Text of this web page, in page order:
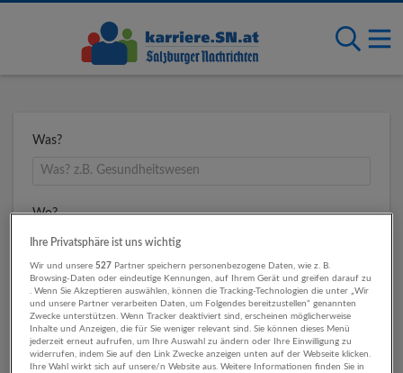
Was?
Wo?
Umkreis
Ihre Privatsphäre ist uns wichtig
Wir und unsere 527 Partner speichern personenbezogene Daten, wie z. B.
Browsing-Daten oder eindeutige Kennungen, auf Ihrem Gerät und greifen darauf zu
. Wenn Sie Akzeptieren auswählen, können die Tracking-Technologien die unter „Wir
und unsere Partner verarbeiten Daten, um Folgendes bereitzustellen“ genannten
Zwecke unterstützen. Wenn Tracker deaktiviert sind, erscheinen möglicherweise
Inhalte und Anzeigen, die für Sie weniger relevant sind. Sie können dieses Menü
jederzeit erneut aufrufen, um Ihre Auswahl zu ändern oder Ihre Einwilligung zu
widerrufen, indem Sie auf den Link Zwecke anzeigen unten auf der Webseite klicken.
Ihre Wahl wirkt sich auf unsere/n Website aus. Weitere Informationen finden Sie in